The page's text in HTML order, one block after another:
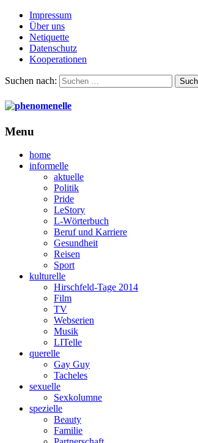
Impressum
Über uns
Netiquette
Datenschutz
Kooperationen
Suchen nach:
Menu
home
informelle
aktuelle
Politik
Pride
LeStory
L-Wörterbuch
Beruf und Karriere
Gesundheit
Reisen
Sport
kulturelle
Hirschfeld-Tage 2014
Film
TV
Webserien
Musik
LITelle
querelle
Gay Guy
Tacheles
sexuelle
Sexkolumne
spezielle
Beauty
Familie